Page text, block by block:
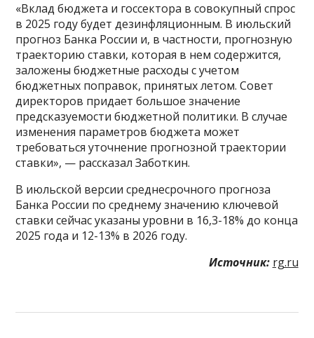
«Вклад бюджета и госсектора в совокупный спрос
в 2025 году будет дезинфляционным. В июльский
прогноз Банка России и, в частности, прогнозную
траекторию ставки, которая в нем содержится,
заложены бюджетные расходы с учетом
бюджетных поправок, принятых летом. Совет
директоров придает большое значение
предсказуемости бюджетной политики. В случае
изменения параметров бюджета может
требоваться уточнение прогнозной траектории
ставки», — рассказал Заботкин.
В июльской версии среднесрочного прогноза
Банка России по среднему значению ключевой
ставки сейчас указаны уровни в 16,3-18% до конца
2025 года и 12-13% в 2026 году.
Источник: rg.ru